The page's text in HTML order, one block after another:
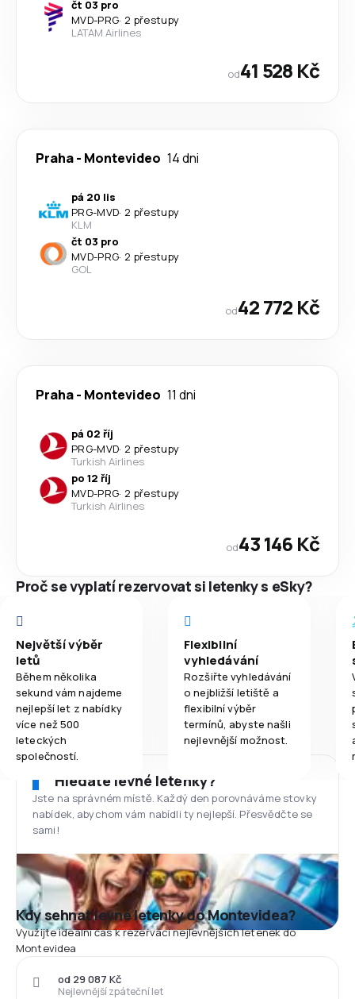
čt 03 pro
MVD-PRG· 2 přestupy
LATAM Airlines
od41 528 Kč
Praha- Montevideo 14 dni
pá 20 lis
PRG-MVD· 2 přestupy
KLM
čt 03 pro
MVD-PRG· 2 přestupy
GOL
od42 772 Kč
Praha- Montevideo 11 dni
pá 02 říj
PRG-MVD· 2 přestupy
Turkish Airlines
po 12 říj
MVD-PRG· 2 přestupy
Turkish Airlines
od43 146 Kč
Proč se vyplatí rezervovat si letenky s eSky?
Největší výběr
letů
Během několika
sekund vám najdeme
nejlepší let z nabídky
více než 500
leteckých
společností.
Flexibilní
vyhledávání
Rozšiřte vyhledávání
o nejbližší letiště a
flexibilní výběr
termínů, abyste našli
nejlevnější možnost.
Hledáte levné letenky?
Jste na správném místě. Každý den porovnáváme stovky
nabídek, abychom vám nabídli ty nejlepší. Přesvědčte se
sami!
Kdy sehnat levné letenky do Montevidea?
Využijte ideální čas k rezervaci nejlevnějších letenek do
Montevidea
Nejlevnější zpáteční let
od 29 087 Kč